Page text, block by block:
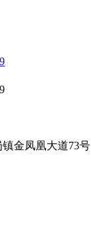
金凤凰大道73号